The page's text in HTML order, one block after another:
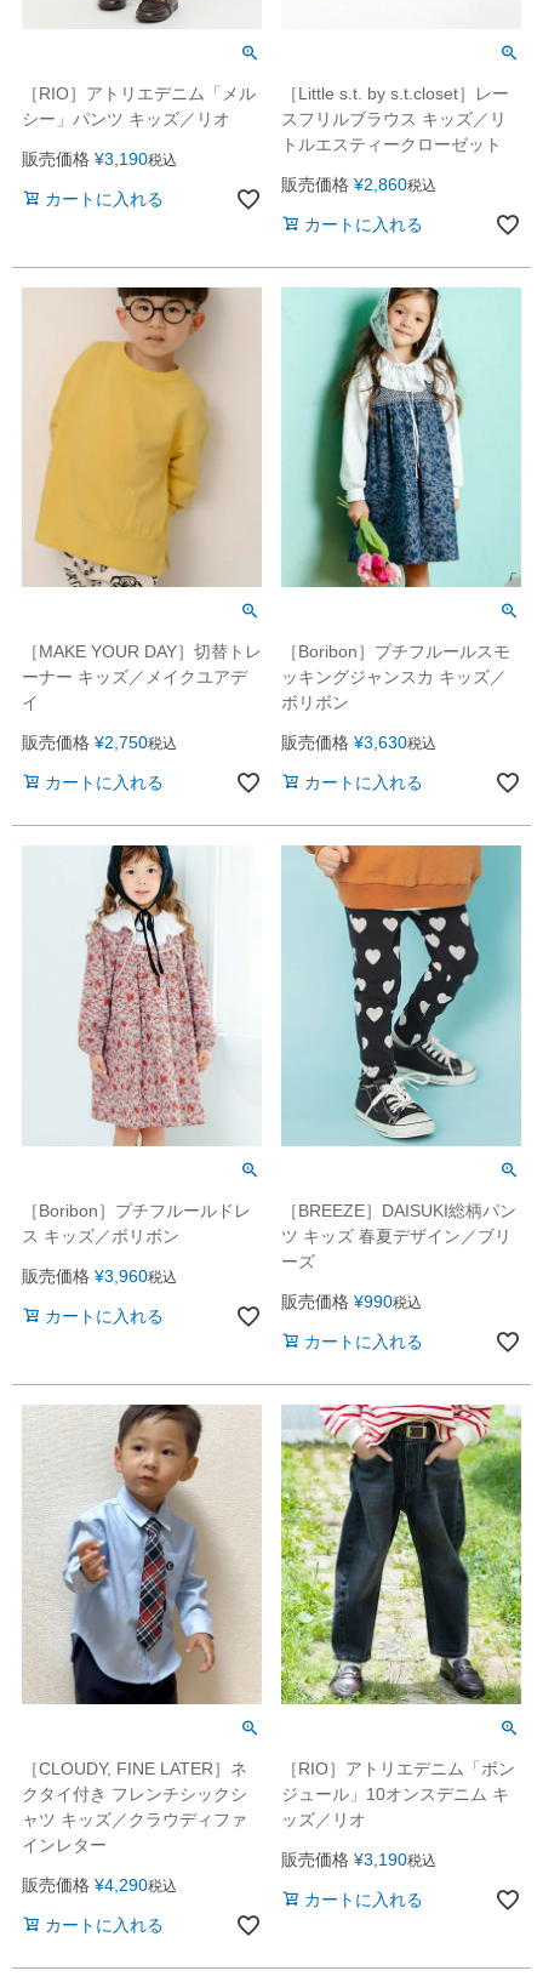
［RIO］アトリエデニム「メル
シー」パンツ キッズ／リオ
販売価格 ¥3,190税込
カートに入れる
［Little s.t. by s.t.closet］レー
スフリルブラウス キッズ／リ
トルエスティークローゼット
販売価格 ¥2,860税込
カートに入れる
［MAKE YOUR DAY］切替トレ
ーナー キッズ／メイクユアデ
イ
販売価格 ¥2,750税込
カートに入れる
［Boribon］プチフルールスモ
ッキングジャンスカ キッズ／
ボリボン
販売価格 ¥3,630税込
カートに入れる
［Boribon］プチフルールドレ
ス キッズ／ボリボン
販売価格 ¥3,960税込
カートに入れる
［BREEZE］DAISUKI総柄パン
ツ キッズ 春夏デザイン／ブリ
ーズ
販売価格 ¥990税込
カートに入れる
［CLOUDY, FINE LATER］ネ
クタイ付き フレンチシックシ
ャツ キッズ／クラウディファ
インレター
販売価格 ¥4,290税込
カートに入れる
［RIO］アトリエデニム「ボン
ジュール」10オンスデニム キ
ッズ／リオ
販売価格 ¥3,190税込
カートに入れる